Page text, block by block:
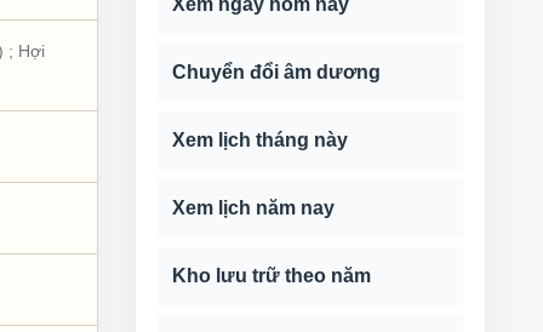
; Hợi
Xem ngày hôm nay
Chuyển đổi âm dương
Xem lịch tháng này
Xem lịch năm nay
Kho lưu trữ theo năm